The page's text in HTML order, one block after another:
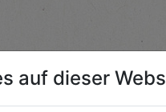
auf dieser